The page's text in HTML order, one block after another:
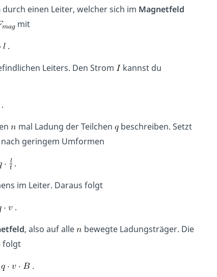
durch einen Leiter, welcher sich im Magnetfeld
mit
.
Leiters. Den Strom
kannst du
.
mal Ladung der Teilchen
beschreiben. Setzt
geringem Umformen
.
im Leiter. Daraus folgt
.
, also auf alle
bewegte Ladungsträger. Die
folgt
.